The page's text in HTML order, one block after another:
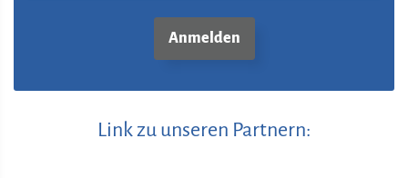
Link zu unseren Partnern: